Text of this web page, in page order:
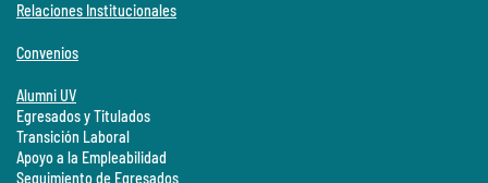
Relaciones Institucionales
Convenios
Alumni UV
Egresados y Titulados
Transición Laboral
Apoyo a la Empleabilidad
Seguimiento de Egresados